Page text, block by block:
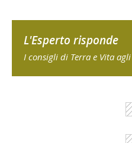
L'Esperto risponde
I consigli di Terra e Vita